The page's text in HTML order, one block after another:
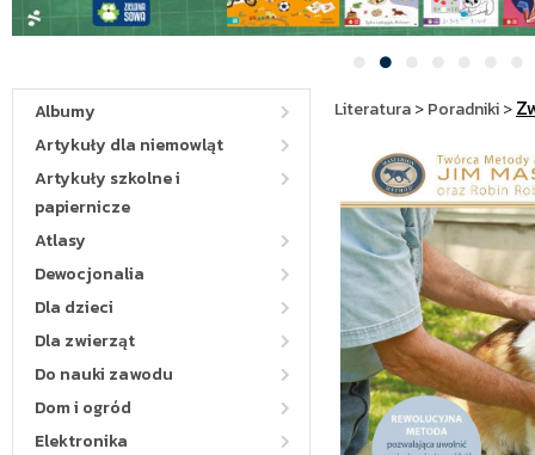
Albumy
Artykuły dla niemowląt
Artykuły szkolne i
papiernicze
Atlasy
Dewocjonalia
Dla dzieci
Dla zwierząt
Do nauki zawodu
Dom i ogród
Elektronika
Literatura>Poradniki>